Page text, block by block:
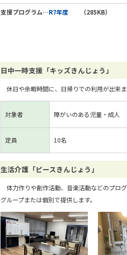
支援プログラム…R7年度 （285KB）
日中一時支援「キッズきんじょう」
休日や余暇時間に、日帰りでの利用が出来ま
対象者 障がいのある児童・成人
定員 10名
生活介護「ピースきんじょう」
体力作りや創作活動、音楽活動などのプロ
グループまたは個別で提供します。